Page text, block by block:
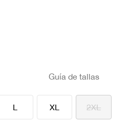
Guía de tallas
L XL 2XL